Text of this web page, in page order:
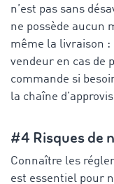
n’est pas sans
ne possède aucun
même la livraison
vendeur en cas de
commande si
la chaîne
#4 Risques de
Connaître les
est essentiel pour